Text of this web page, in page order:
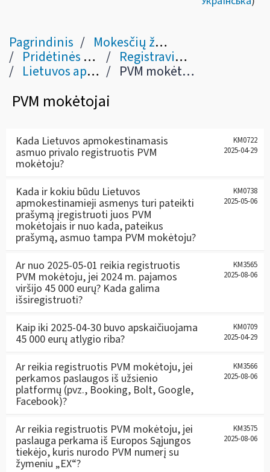
Pagrindinis Mokesčių žinynas
Pridėtinės vertės mokestis Registravimas (IX skyrius)
Lietuvos apmokestinamieji asmenys PVM mokėtojai
PVM mokėtojai
Kada Lietuvos apmokestinamasis
asmuo privalo registruotis PVM
mokėtoju?
KM0722
2025-04-29
Kada ir kokiu būdu Lietuvos
apmokestinamieji asmenys turi pateikti
prašymą įregistruoti juos PVM
mokėtojais ir nuo kada, pateikus
prašymą, asmuo tampa PVM mokėtoju?
KM0738
2025-05-06
Ar nuo 2025-05-01 reikia registruotis
PVM mokėtoju, jei 2024 m. pajamos
viršijo 45 000 eurų? Kada galima
išsiregistruoti?
KM3565
2025-08-06
Kaip iki 2025-04-30 buvo apskaičiuojama
45 000 eurų atlygio riba?
KM0709
2025-04-29
Ar reikia registruotis PVM mokėtoju, jei
perkamos paslaugos iš užsienio
platformų (pvz., Booking, Bolt, Google,
Facebook)?
KM3566
2025-08-06
Ar reikia registruotis PVM mokėtoju, jei
paslauga perkama iš Europos Sąjungos
tiekėjo, kuris nurodo PVM numerį su
žymeniu „EX“?
KM3575
2025-08-06